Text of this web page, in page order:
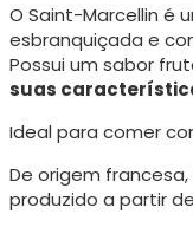
O Saint-Marcellin é
esbranquiçada e
Possui um sabor
suas
Ideal para comer
De origem
produzido a partir